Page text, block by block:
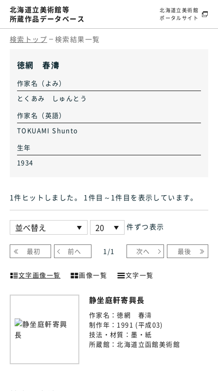
北海道立美術館等
所蔵作品データベース
北海道立美術館
ポータルサイト
検索トップ 検索結果一覧
徳網 春濤
作家名（よみ）
とくあみ しゅんとう
作家名（英語）
TOKUAMI Shunto
生年
1934
1件ヒット しました。 1件目～1件目 を表示しています。
件ずつ表示
最初 前へ 1 /1 次へ 最後
文字画像一覧 画像一覧 文字一覧
静坐庭軒寄興長
作家名：徳網 春濤
制作年： 1991 (平成03)
技法・材質： 墨・紙
所蔵館：北海道立函館美術館